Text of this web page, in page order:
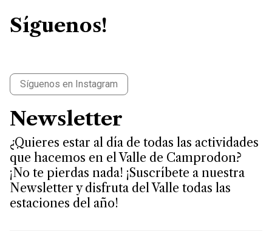
Síguenos!
Síguenos en Instagram
Newsletter
¿Quieres estar al día de todas las actividades
que hacemos en el Valle de Camprodon?
¡No te pierdas nada! ¡Suscríbete a nuestra
Newsletter y disfruta del Valle todas las
estaciones del año!